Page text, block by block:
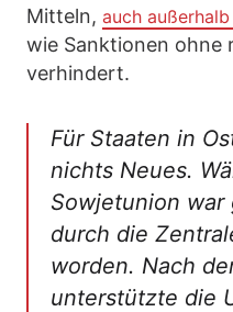
Mitteln, auch
wie Sanktionen ohne
verhindert.
Für Staaten in
nichts Neues.
Sowjetunion war
durch die
worden. Nach
unterstützte die